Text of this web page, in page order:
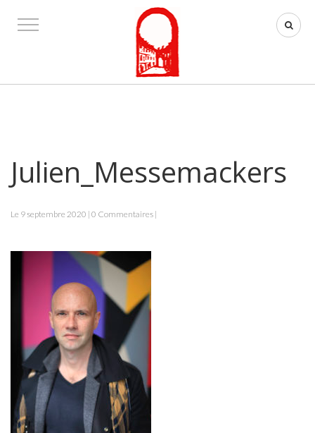
Julien_Messemackers
Le 9 septembre 2020 | 0 Commentaires |